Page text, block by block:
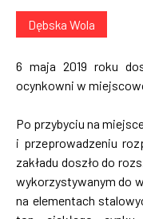
Dębska Wola
6 maja 2019 roku
ocynkowni w
Po przybyciu na
i przeprowadzeniu
zakładu doszło do
wykorzystywanym do
na elementach